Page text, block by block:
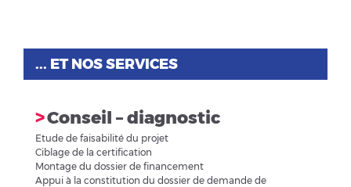
... ET NOS SERVICES
>Conseil – diagnostic
Etude de faisabilité du projet
Ciblage de la certification
Montage du dossier de financement
Appui à la constitution du dossier de demande de